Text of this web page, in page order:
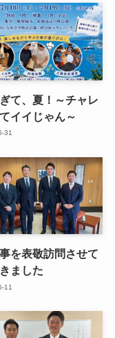
て、夏！～チャレ
イイじゃん～
31
を表敬訪問させて
ました
11